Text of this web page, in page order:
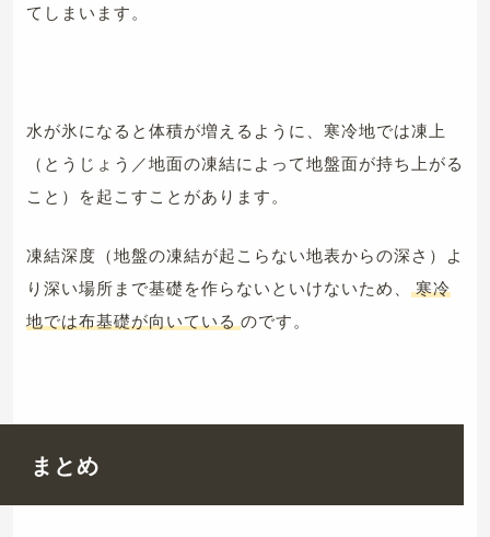
てしまいます。
水が氷になると体積が増えるように、寒冷地では凍上
（とうじょう／地面の凍結によって地盤面が持ち上がる
こと）を起こすことがあります。
凍結深度（地盤の凍結が起こらない地表からの深さ）よ
り深い場所まで基礎を作らないといけないため、
寒冷
地では布基礎が向いている のです。
まとめ